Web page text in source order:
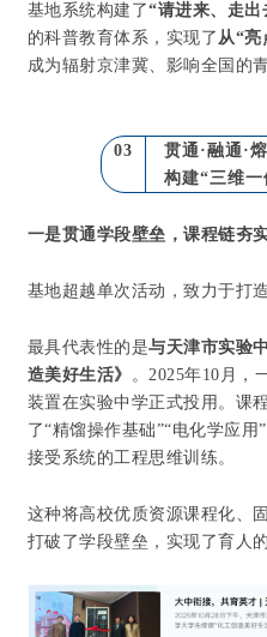
基地系统构建了“请进来、走出
的科普教育体系，实现了 从“亮
成为辐射京津冀、影响全国的
03
贯通·融通·
构建“三维
一是贯通学段壁垒，课程链夯
基地超越单次活动，致力于打
最具代表性的是与天津市实验
造美好生活》 。2025年10月，
装置在实验中学正式投用。课
了“精馏操作基础”“电化学应
接受系统的工程思维训练。
这种将高校优质资源课程化、
打破了学段壁垒，实现了育人